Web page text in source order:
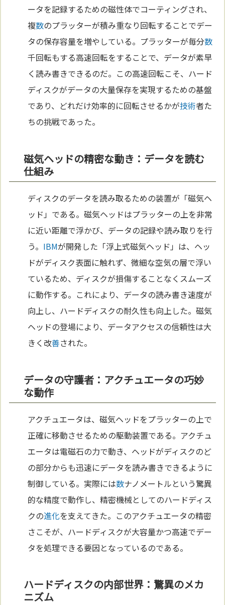
ータを記録するための磁性体でコーティングされ、
複数のプラッターが積み重なり回転することでデー
タの保存容量を増やしている。プラッターが毎分数
千回転もする高速回転をすることで、データが素早
く読み書きできるのだ。この高速回転こそ、ハード
ディスクがデータの大量保存を実現するための基盤
であり、どれだけ効率的に回転させるかが技術者た
ちの挑戦であった。
磁気ヘッドの精密な動き：データを読む
仕組み
ディスクのデータを読み取るための装置が「磁気ヘ
ッド」である。磁気ヘッドはプラッターの上を非常
に近い距離で浮かび、データの記録や読み取りを行
う。 IBMが開発した「浮上式磁気ヘッド」は、ヘッ
ドがディスク表面に触れず、微細な空気の層で浮い
ているため、ディスクが損傷することなくスムーズ
に動作する。これにより、データの読み書き速度が
向上し、ハードディスクの耐久性も向上した。磁気
ヘッドの登場により、データアクセスの信頼性は大
きく改善された。
データの守護者：アクチュエータの巧妙
な動作
アクチュエータは、磁気ヘッドをプラッターの上で
正確に移動させるための駆動装置である。アクチュ
エータは電磁石の力で動き、ヘッドがディスクのど
の部分からも迅速にデータを読み書きできるように
制御している。実際には数ナノメートルという驚異
的な精度で動作し、精密機械としてのハードディス
クの進化を支えてきた。このアクチュエータの精密
さこそが、ハードディスクが大容量かつ高速でデー
タを処理できる要因となっているのである。
ハードディスクの内部世界：驚異のメカ
ニズム